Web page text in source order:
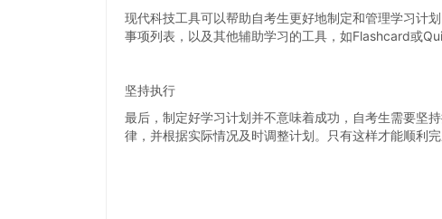
现代科技工具可以帮助自考生更好地制定和管理学习计
事项列表，以及其他辅助学习的工具，如Flashcard或
坚持执行
最后，制定好学习计划并不意味着成功，自考生需要坚
律，并根据实际情况及时调整计划。只有这样才能顺利完